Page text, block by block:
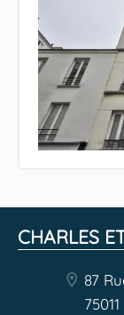
CHARLES
87